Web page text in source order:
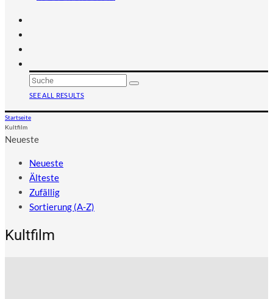
SEE ALL RESULTS
Startseite
Kultfilm
Neueste
Neueste
Älteste
Zufällig
Sortierung (A-Z)
Kultfilm